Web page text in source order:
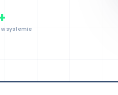
w systemie